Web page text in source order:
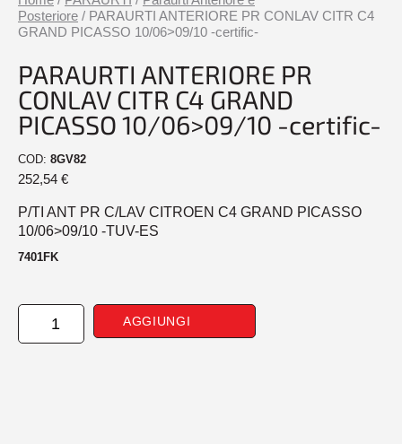
Posteriore / PARAURTI ANTERIORE PR CONLAV CITR C4
GRAND PICASSO 10/06>09/10 -certific-
PARAURTI ANTERIORE PR
CONLAV CITR C4 GRAND
PICASSO 10/06>09/10 -certific-
COD: 8GV82
252,54 €
P/TI ANT PR C/LAV CITROEN C4 GRAND PICASSO
10/06>09/10 -TUV-ES
7401FK
PARAURTI
ANTERIORE
AGGIUNGI